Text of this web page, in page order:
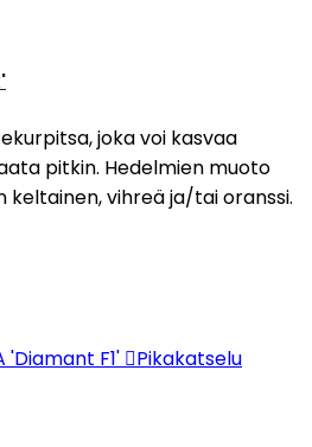
joka voi kasvaa
pitkin. Hedelmien muoto
keltainen, vihreä ja/tai oranssi.
Pikakatselu